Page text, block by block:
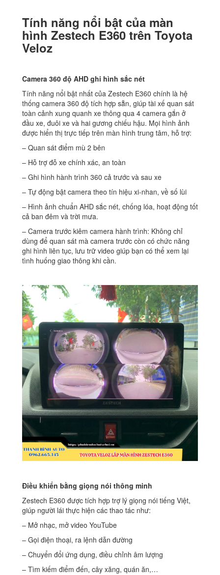
Tính năng nổi bật của màn
hình Zestech E360 trên Toyota
Veloz
Camera 360 độ AHD ghi hình sắc nét
Tính năng nổi bật nhất của Zestech E360 chính là hệ
thống camera 360 độ tích hợp sẵn, giúp tài xế quan sát
toàn cảnh xung quanh xe thông qua 4 camera gắn ở
đầu xe, đuôi xe và hai gương chiếu hậu. Mọi hình ảnh
được hiển thị trực tiếp trên màn hình trung tâm, hỗ trợ:
– Quan sát điểm mù 2 bên
– Hỗ trợ đỗ xe chính xác, an toàn
– Ghi hình hành trình 360 cả trước và sau xe
– Tự động bật camera theo tín hiệu xi-nhan, về số lùi
– Hình ảnh chuẩn AHD sắc nét, chống lóa, hoạt động tốt
cả ban đêm và trời mưa.
– Camera trước kiêm camera hành trình: Không chỉ
dùng để quan sát mà camera trước còn có chức năng
ghi hình liên tục, lưu trữ video giúp bạn có thể xem lại
tình huống giao thông khi cần.
Điều khiển bằng giọng nói thông minh
Zestech E360 được tích hợp trợ lý giọng nói tiếng Việt,
giúp người lái thực hiện các thao tác như:
– Mở nhạc, mở video YouTube
– Gọi điện thoại, ra lệnh dẫn đường
– Chuyển đổi ứng dụng, điều chỉnh âm lượng
– Tìm kiếm điểm đến, cây xăng, quán ăn,…